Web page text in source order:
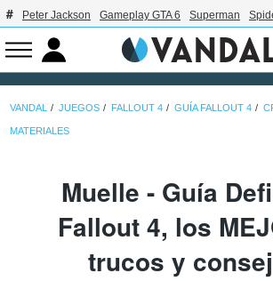
Peter Jackson Gameplay GTA 6 Superman
VANDAL JUEGOS FALLOUT 4 GUÍA FALLOUT 4
MATERIALES
Muelle - Guía
Fallout 4, los
trucos y